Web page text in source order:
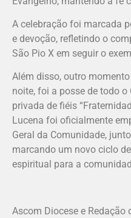
A celebração foi marcada
e devoção, refletindo o
São Pio X em seguir o
Além disso, outro
noite, foi a posse de todo
privada de fiéis
Lucena foi oficialmente
Geral da Comunidade,
marcando um novo ciclo
espiritual para a
Ascom Diocese e Redação